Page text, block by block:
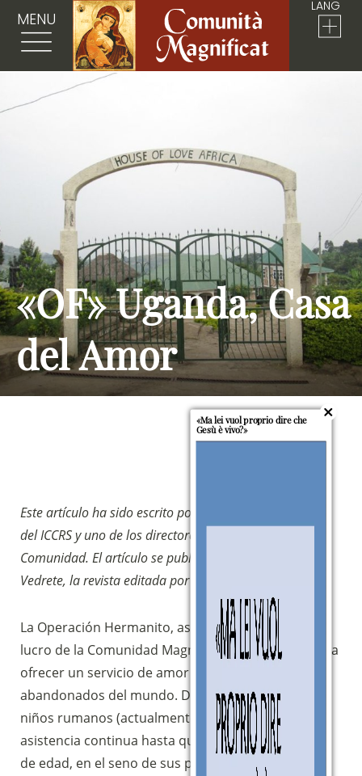
MENU
LANG
«OF» Uganda, Casa
del Amor
Este artículo ha sido escrito por Oreste Pesare, director
del ICCRS y uno de los directores generales de la
Comunidad. El artículo se publica también en Venite e
Vedrete, la revista editada por la Comunidad.
La Operación Hermanito, asociación sin ánimo de
lucro de la Comunidad Magnificat, se compromete a
ofrecer un servicio de amor a los niños pobres y
abandonados del mundo. Desde 2004, más de 80
niños rumanos (actualmente hay 51) han recibido
asistencia continua hasta que alcanzan la mayoría
de edad, en el seno de sus propias familias. Entre
«Ma lei vuol proprio dire che
Gesù è vivo?»